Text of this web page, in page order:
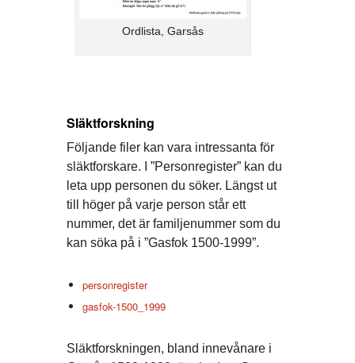
Ordlista, Garsås
Släktforskning
Följande filer kan vara intressanta för
släktforskare. I ”Personregister” kan du
leta upp personen du söker. Längst ut
till höger på varje person står ett
nummer, det är familjenummer som du
kan söka på i ”Gasfok 1500-1999”.
personregister
gasfok-1500_1999
Släktforskningen, bland innevånare i